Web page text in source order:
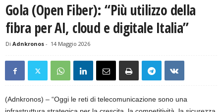
Gola (Open Fiber): “Più utilizzo della
fibra per AI, cloud e digitale Italia”
Di Adnkronos - 14 Maggio 2026
(Adnkronos) – “Oggi le reti di telecomunicazione sono una